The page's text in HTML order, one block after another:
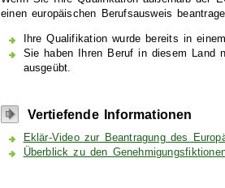
einen europäischen Berufsausweis
Ihre Qualifikation wurde bereits in
Sie haben Ihren Beruf in diesem Land
ausgeübt.
Vertiefende Informationen
Eklär-Video zur Beantragung des
Überblick zu den